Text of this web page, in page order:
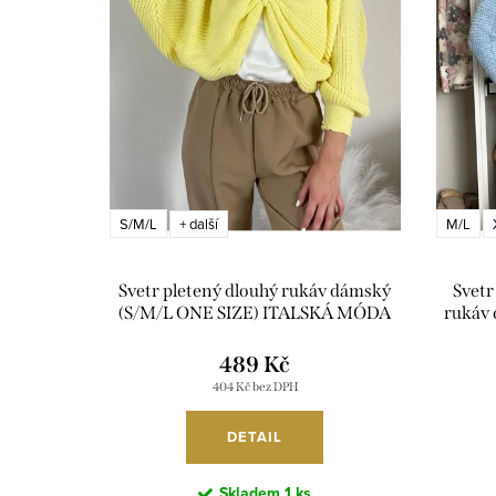
u S/M/L + další
Svetr pletený dlouhý rukáv dámský
(S/M/L ONE SIZE) ITALSKÁ MÓDA
404 Kč bez DPH
489 Kč
DETAIL
M/L
rukáv